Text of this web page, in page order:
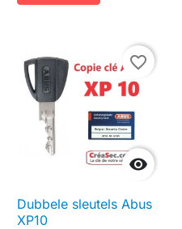

favorite_border
Dubbele sleutels Abus
XP10